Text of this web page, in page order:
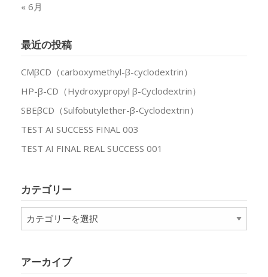
« 6月
最近の投稿
CMβCD（carboxymethyl-β-cyclodextrin）
HP-β-CD（Hydroxypropyl β-Cyclodextrin）
SBEβCD（Sulfobutylether-β-Cyclodextrin）
TEST AI SUCCESS FINAL 003
TEST AI FINAL REAL SUCCESS 001
カテゴリー
テ
ー
アーカイブ